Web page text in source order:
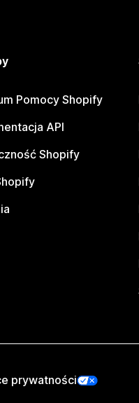
Pomocy Shopify
API
Shopify
prywatności